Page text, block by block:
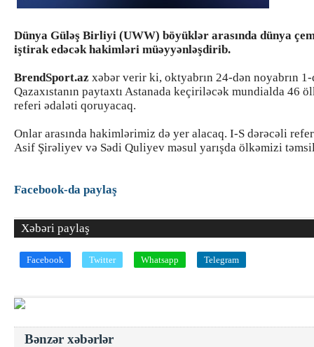
Dünya Güləş Birliyi (UWW) böyüklər arasında dünya
iştirak edəcək hakimləri müəyyənləşdirib.
BrendSport.az xəbər verir ki, oktyabrın 24-dən noyabrın
Qazaxıstanın paytaxtı Astanada keçiriləcək mundialda 46
referi ədaləti qoruyacaq.
Onlar arasında hakimlərimiz də yer alacaq. I-S dərəcəli
Asif Şirəliyev və Sədi Quliyev məsul yarışda ölkəmizi
Facebook-da paylaş
Xəbəri paylaş
Facebook Twitter Whatsapp Telegram
Bənzər xəbərlər